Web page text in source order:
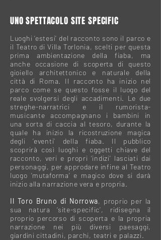
UNO SPETTACOLO SITE SPECIFIC
Luoghi ‘estesi’ del racconto sono il parco e
il Teatro di Villa Torlonia, scelti per questa
prima ambientazione della fiaba, ma
anche occasione di scoperta di questo
gioiello architettonico e naturale della
città di Roma. Il racconto ha inizio nel
parco come se questo fosse il luogo del
reale svolgersi degli accadimenti. Le due
streghe-narratrici e il rumorista-
musicante accompagnano i bambini in
una sorta di caccia al tesoro, durante la
quale ha inizio la ricostruzione magica
degli ‘eventi’ della fiaba. Il pubblico
scoprirà così luoghi e oggetti chiave del
racconto, veri e propri ‘indizi’ lasciati dai
personaggi, per approdare infine al Teatro
luogo ‘mutaforma’ e magico dove si darà
inizio alla narrazione vera e propria.
Il Toro Bruno di Norrowa, proprio per la
sua natura ‘site-specific’, ridisegna il
proprio percorso di scoperta e la propria
narrazione nei più diversi paesaggi,
giardini cittadini, parchi, teatri e palazzi.